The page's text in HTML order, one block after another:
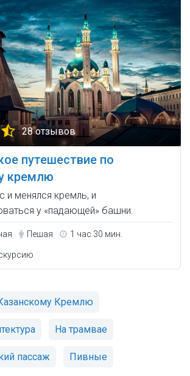
28 отзывов
путешествие по
кремлю
и менялся кремль, и
у «падающей» башни.
Пешая 1 час 30 мин.
Кремлю
На трамвае
пассаж Пивные